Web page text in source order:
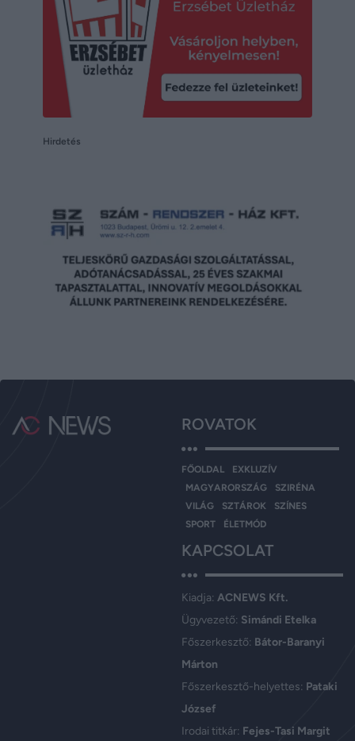
Hirdetés
ROVATOK
FŐOLDAL
EXKLUZÍV
MAGYARORSZÁG
SZIRÉNA
VILÁG
SZTÁROK
SZÍNES
SPORT
ÉLETMÓD
KAPCSOLAT
Kiadja: ACNEWS Kft.
Ügyvezető: Simándi Etelka
Főszerkesztő: Bátor-Baranyi
Márton
Főszerkesztő-helyettes: Pataki
József
Irodai titkár: Fejes-Tasi Margit